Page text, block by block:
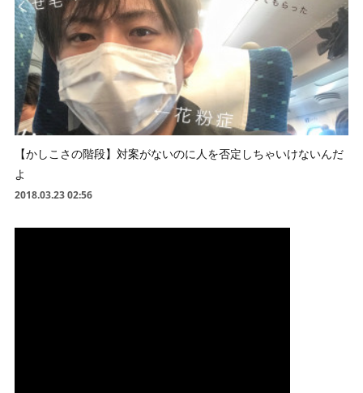
【かしこさの階段】対案がないのに人を否定しちゃいけないんだ
よ
2018.03.23 02:56